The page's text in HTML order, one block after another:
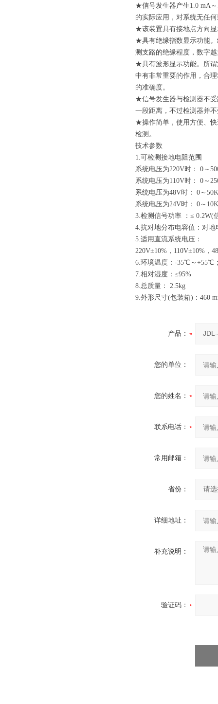
★信号发生器产生1.0 mA
的实际应用，对系统无任
★该装置具有接地点方向
★具有绝缘指数显示功能。
测支路的绝缘程度，数字
★具有波形显示功能。所
中有非常重要的作用，合
的准确度。
★信号发生器与检测器不
一段距离，不过检测器并
★操作简单，使用方便、快
检测。
技术参数
1.可检测接地电阻范围
系统电压为220V时： 0～
系统电压为110V时： 0～
系统电压为48V时： 0～
系统电压为24V时： 0～
3.检测信号功率 ：≤ 0.2W(
4.抗对地分布电容值：对地
5.适用直流系统电压：
220V±10%，110V±10%，
6.环境温度：-35℃～+55℃
7.相对湿度：≤95%
8.总质量： 2.5kg
9.外形尺寸(包装箱)：460
产品：
您的单位：
您的姓名：
联系电话：
常用邮箱：
省份：
详细地址：
补充说明：
验证码：